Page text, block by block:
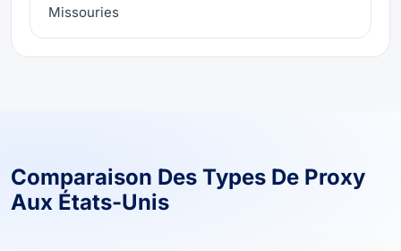
Missouries
Comparaison Des Types De Proxy
Aux États-Unis